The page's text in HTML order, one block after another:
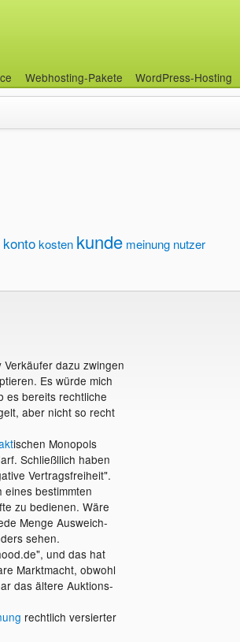
Webhosting-Pakete WordPress-Hosting
kontokosten kunde meinung nutzer
dazu zwingen
Es würde mich
es bereits rechtliche
aber nicht so recht
ischen Monopols
Schließllich haben
Vertragsfreiheit".
bestimmten
zu bedienen. Wäre
Menge Ausweich-
sehen.
und das hat
Marktmacht, obwohl
das ältere Auktions-
rechtlich versierter